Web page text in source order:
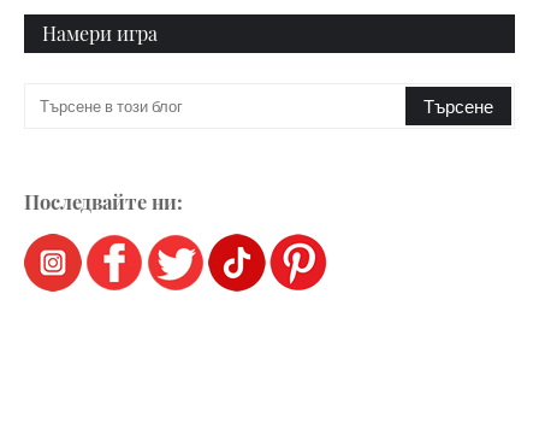
Намери игра
Последвайте ни: